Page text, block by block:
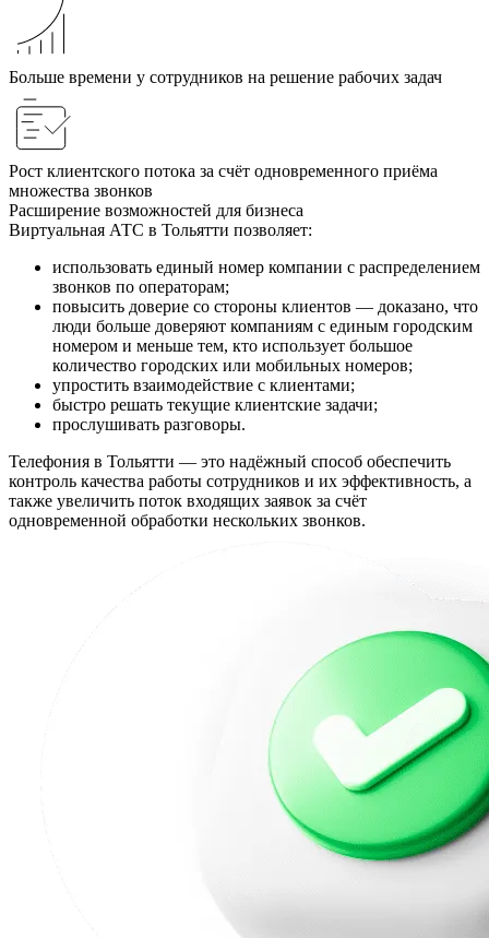
Больше времени у сотрудников на решение рабочих задач
Рост клиентского потока за счёт одновременного приёма
множества звонков
Расширение возможностей для бизнеса
Виртуальная АТС в Тольятти позволяет:
использовать единый номер компании с распределением
звонков по операторам;
повысить доверие со стороны клиентов — доказано, что
люди больше доверяют компаниям с единым городским
номером и меньше тем, кто использует большое
количество городских или мобильных номеров;
упростить взаимодействие с клиентами;
быстро решать текущие клиентские задачи;
прослушивать разговоры.
Телефония в Тольятти — это надёжный способ обеспечить
контроль качества работы сотрудников и их эффективность, а
также увеличить поток входящих заявок за счёт
одновременной обработки нескольких звонков.